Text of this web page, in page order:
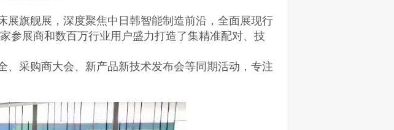
旗舰展，深度聚焦中日韩智能制造前沿，全面展现行
参展商和数百万行业用户盛力打造了集精准配对、技
、采购商大会、新产品新技术发布会等同期活动，专注